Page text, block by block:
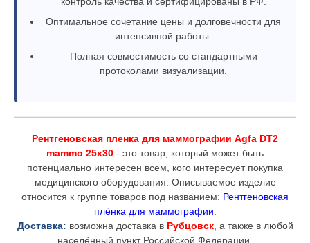
Оптимальное сочетание цены и долговечности для
интенсивной работы.
Полная совместимость со стандартными
протоколами визуализации.
Рентгеновская пленка для маммографии Agfa DT2
mammo 25x30 - это товар, который может быть
потенциально интересен всем, кого интересует покупка
медицинского оборудования. Описываемое изделие
относится к группе товаров под названием: Рентгеновская
плёнка для маммографии.
Доставка: возможна доставка в Рубцовск, а также в любой
населённый пункт Российской Федерации.